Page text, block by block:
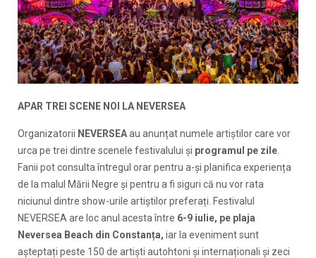
APAR TREI SCENE NOI LA NEVERSEA
Organizatorii NEVERSEAau anunțat numele artiștilor care vor
urca pe trei dintre scenele festivalului și programul pe zile
Fanii pot consulta întregul orar pentru a-și planifica experiența
de la malul Mării Negre și pentru a fi siguri că nu vor rata
niciunul dintre show-urile artiștilor preferați. Festivalul
NEVERSEA are loc anul acesta între 6-9 iulie, pe plaja
Neversea Beach din Constanța, iar la eveniment sunt
așteptați peste 150 de artiști autohtoni și internaționali și zeci